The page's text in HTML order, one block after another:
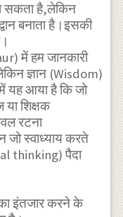
सकता है,लेकिन
बनाता है।इसकी
में हम जानकारी
ज्ञान (Wisdom)
यह आया है कि जो
या शिक्षक
रटना
स्वाध्याय करते
thinking) पैदा
इंतजार करने के